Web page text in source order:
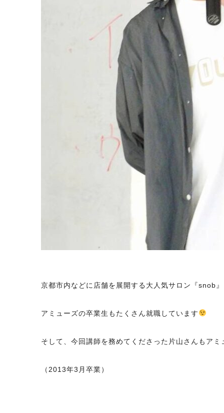
京都市内などに店舗を展開する大人気サロン『snob
アミューズの卒業生もたくさん就職しています
そして、今回講師を務めてくださった片山さんもアミ
（2013年3月卒業）